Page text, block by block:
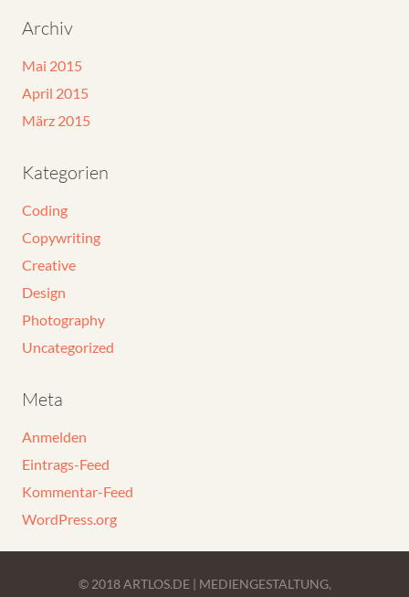
Archiv
Mai 2015
April 2015
März 2015
Kategorien
Coding
Copywriting
Creative
Design
Photography
Uncategorized
Meta
Anmelden
Eintrags-Feed
Kommentar-Feed
WordPress.org
© 2018 ARTLOS.DE | MEDIENGESTALTUNG,